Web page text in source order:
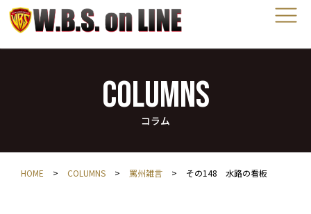
COLUMNS
コラム
HOME > COLUMNS > 罵州雑言 > その148 水路の看板